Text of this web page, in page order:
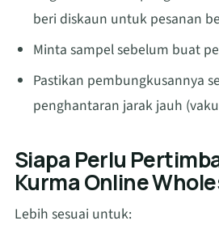
beri diskaun untuk pesanan
Minta sampel sebelum buat
Pastikan pembungkusannya
penghantaran jarak jauh
Siapa Perlu
Kurma Online
Lebih sesuai untuk: